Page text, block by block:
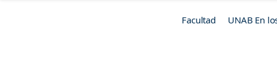
Facultad UNAB En